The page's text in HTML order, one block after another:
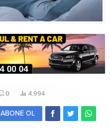
0 4.994
ABONE OL